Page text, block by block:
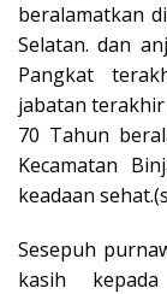
beralamatkan
Selatan. dan
Pangkat
jabatan
70 Tahun
Kecamatan
keadaan
Sesepuh
kasih